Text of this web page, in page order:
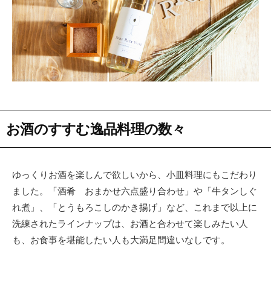
お酒のすすむ逸品料理の数々
ゆっくりお酒を楽しんで欲しいから、小皿料理にもこだわり
ました。「酒肴 おまかせ六点盛り合わせ」や「牛タンしぐ
れ煮」、「とうもろこしのかき揚げ」など、これまで以上に
洗練されたラインナップは、お酒と合わせて楽しみたい人
も、お食事を堪能したい人も大満足間違いなしです。